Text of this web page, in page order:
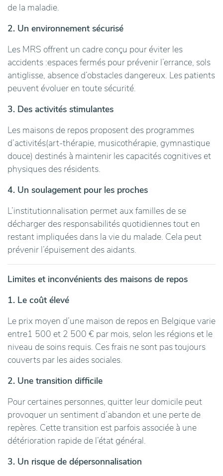
de la maladie.
2. Un environnement sécurisé
Les MRS offrent un cadre conçu pour éviter les
accidents :espaces fermés pour prévenir l’errance, sols
antiglisse, absence d’obstacles dangereux. Les patients
peuvent évoluer en toute sécurité.
3. Des activités stimulantes
Les maisons de repos proposent des programmes
d’activités(art-thérapie, musicothérapie, gymnastique
douce) destinés à maintenir les capacités cognitives et
physiques des résidents.
4. Un soulagement pour les proches
L’institutionnalisation permet aux familles de se
décharger des responsabilités quotidiennes tout en
restant impliquées dans la vie du malade. Cela peut
prévenir l’épuisement des aidants.
Limites et inconvénients des maisons de repos
1. Le coût élevé
Le prix moyen d’une maison de repos en Belgique varie
entre1 500 et 2 500 € par mois, selon les régions et le
niveau de soins requis. Ces frais ne sont pas toujours
couverts par les aides sociales.
2. Une transition difficile
Pour certaines personnes, quitter leur domicile peut
provoquer un sentiment d’abandon et une perte de
repères. Cette transition est parfois associée à une
détérioration rapide de l’état général.
3. Un risque de dépersonnalisation